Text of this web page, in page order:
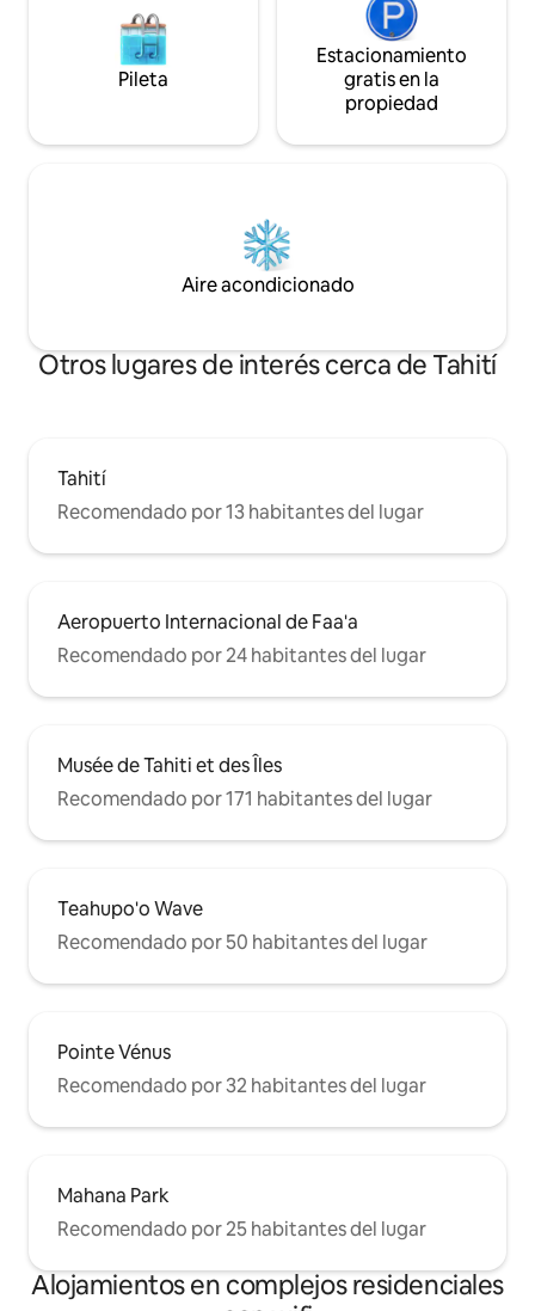
Pileta
Estacionamiento
gratis en la
propiedad
Aire acondicionado
Otros lugares de interés cerca de Tahití
Tahití
Recomendado por 13 habitantes del lugar
Aeropuerto Internacional de Faa'a
Recomendado por 24 habitantes del lugar
Musée de Tahiti et des Îles
Recomendado por 171 habitantes del lugar
Teahupo'o Wave
Recomendado por 50 habitantes del lugar
Pointe Vénus
Recomendado por 32 habitantes del lugar
Mahana Park
Recomendado por 25 habitantes del lugar
Alojamientos en complejos residenciales